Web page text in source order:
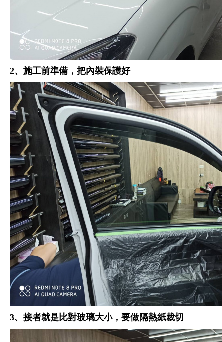
2、施工前準備，把內裝保護好
3、接者就是比對玻璃大小，要做隔熱紙裁切